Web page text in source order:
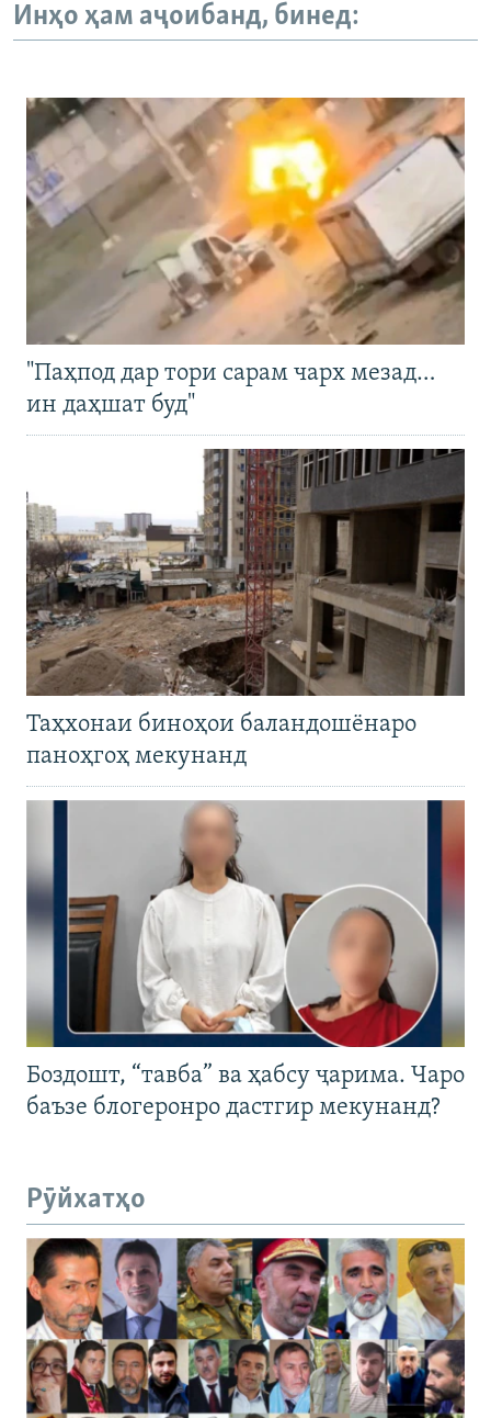
Инҳо ҳам аҷоибанд, бинед:
"Паҳпод дар тори сарам чарх мезад…
ин даҳшат буд"
Таҳхонаи биноҳои баландошёнаро
паноҳгоҳ мекунанд
Боздошт, “тавба” ва ҳабсу ҷарима. Чаро
баъзе блогеронро дастгир мекунанд?
Рӯйхатҳо